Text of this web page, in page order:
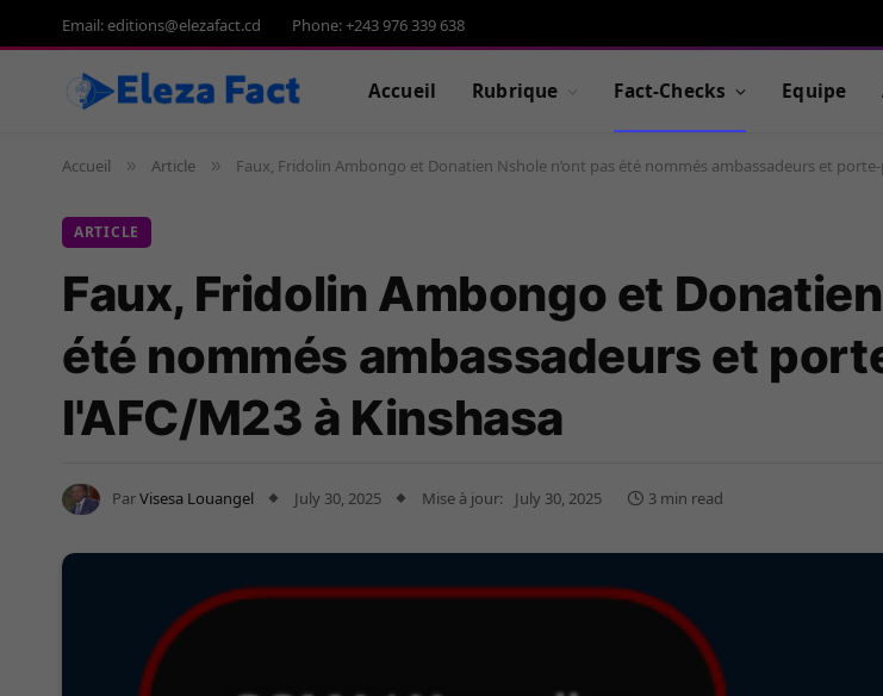
Email: editions@elezafact.cd Phone: +243 976 339 638
Accueil Rubrique Fact-Checks Equipe
Accueil » Article » Faux, Fridolin Ambongo et Donatien Nshole n’ont pas été nommés ambassadeurs et
ARTICLE
Faux, Fridolin Ambongo et
été nommés ambassadeurs et
I'AFC/M23 à Kinshasa
ParVisesa Louangel July 30, 2025 Mise à jour: July 30, 2025 3 min read